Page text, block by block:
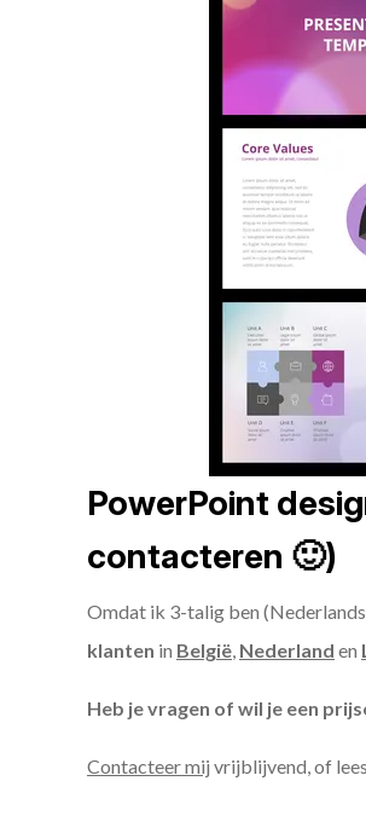
PowerPoint
contacteren 🙂)
Omdat ik 3-talig ben
klanten in België, Nederland en
Heb je vragen of wil je een
Contacteer mij vrijblijvend, of